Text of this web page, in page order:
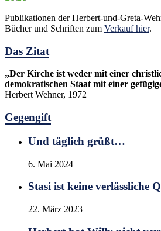
Publikationen der Herbert-und-Greta-
Bücher und Schriften zum Verkauf hier.
Das Zitat
„Der Kirche ist weder mit einer
demokratischen Staat mit einer
Herbert Wehner, 1972
Gegengift
Und täglich grüßt…
6. Mai 2024
Stasi ist keine verlässliche
22. März 2023